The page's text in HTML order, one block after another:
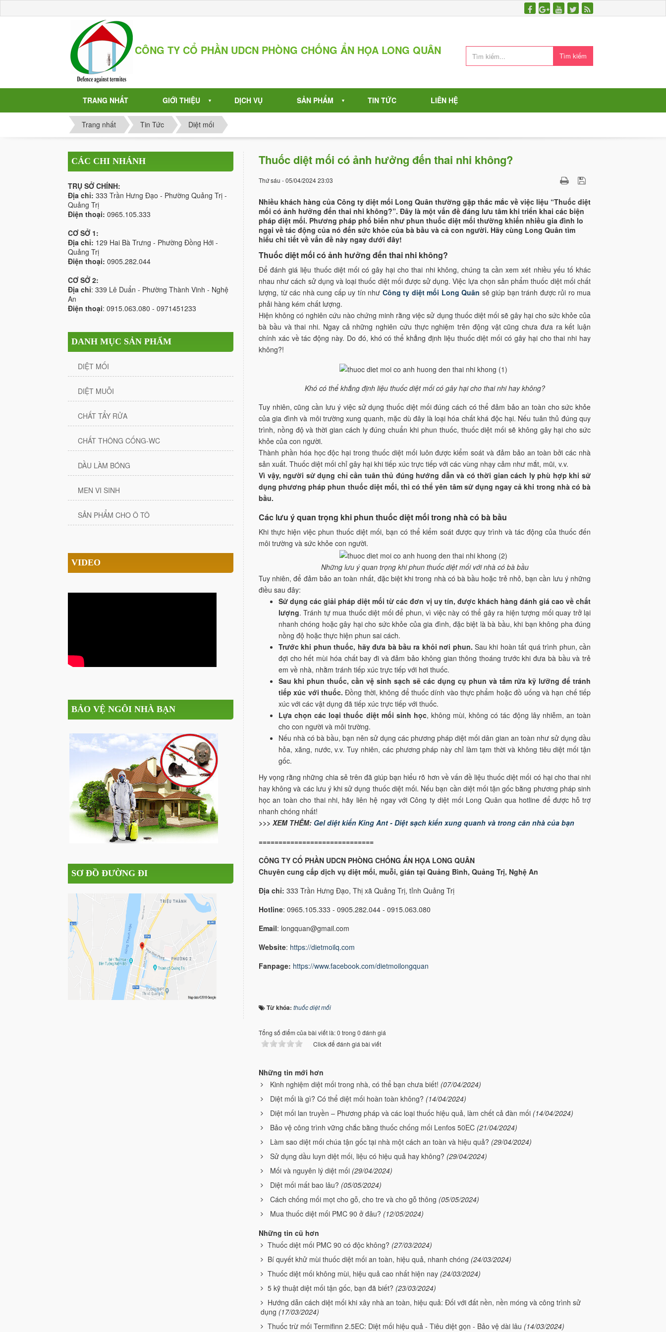
CÔNG TY CỔ PHẦN UDCN PHÒNG CHỐNG ẨN HỌA LONG QUÂN Tìm kiếm
TRANG NHẤT GIỚI THIỆU ▼ DỊCH VỤ SẢN PHẨM ▼ TIN TỨC LIÊN HỆ
Trang nhất Tin Tức Diệt mối
Thuốc diệt mối có ảnh hưởng đến thai nhi không?
Thứ sáu - 05/04/2024 23:03
Nhiều khách hàng của Công ty diệt mối Long Quân thường gặp thắc mắc về việc liệu “Thuốc diệt
mối có ảnh hưởng đến thai nhi không?”. Đây là một vấn đề đáng lưu tâm khi triển khai các biện
pháp diệt mối. Phương pháp phổ biến như phun thuốc diệt mối thường khiến nhiều gia đình lo
ngại về tác động của nó đến sức khỏe của bà bầu và cả con người. Hãy cùng Long Quân tìm
hiểu chi tiết về vấn đề này ngay dưới đây!
Thuốc diệt mối có ảnh hưởng đến thai nhi không?
Để đánh giá liệu thuốc diệt mối có gây hại cho thai nhi không, chúng ta cần xem xét nhiều yếu tố khác
nhau như cách sử dụng và loại thuốc diệt mối được sử dụng. Việc lựa chọn sản phẩm thuốc diệt mối chất
lượng, từ các nhà cung cấp uy tín như Công ty diệt mối Long Quân sẽ giúp bạn tránh được rủi ro mua
phải hàng kém chất lượng.
Hiện không có nghiên cứu nào chứng minh rằng việc sử dụng thuốc diệt mối sẽ gây hại cho sức khỏe của
bà bầu và thai nhi. Ngay cả những nghiên cứu thực nghiệm trên động vật cũng chưa đưa ra kết luận
chính xác về tác động này. Do đó, khó có thể khẳng định liệu thuốc diệt mối có gây hại cho thai nhi hay
không?!
Khó có thể khẳng định liệu thuốc diệt mối có gây hại cho thai nhi hay không?
Tuy nhiên, cũng cần lưu ý việc sử dụng thuốc diệt mối đúng cách có thể đảm bảo an toàn cho sức khỏe
của gia đình và môi trường xung quanh, mặc dù đây là loại hóa chất khá độc hại. Nếu tuân thủ đúng quy
trình, nồng độ và thời gian cách ly đúng chuẩn khi phun thuốc, thuốc diệt mối sẽ không gây hại cho sức
khỏe của con người.
Thành phần hóa học độc hại trong thuốc diệt mối luôn được kiểm soát và đảm bảo an toàn bởi các nhà
sản xuất. Thuốc diệt mối chỉ gây hại khi tiếp xúc trực tiếp với các vùng nhạy cảm như mắt, mũi, v.v.
Vì vậy, người sử dụng chỉ cần tuân thủ đúng hướng dẫn và có thời gian cách ly phù hợp khi sử
dụng phương pháp phun thuốc diệt mối, thì có thể yên tâm sử dụng ngay cả khi trong nhà có bà
bầu.
Các lưu ý quan trọng khi phun thuốc diệt mối trong nhà có bà bầu
Khi thực hiện việc phun thuốc diệt mối, bạn có thể kiểm soát được quy trình và tác động của thuốc đến
môi trường và sức khỏe con người.
Những lưu ý quan trọng khi phun thuốc diệt mối với nhà có bà bầu
Tuy nhiên, để đảm bảo an toàn nhất, đặc biệt khi trong nhà có bà bầu hoặc trẻ nhỏ, bạn cần lưu ý những
điều sau đây:
Sử dụng các giải pháp diệt mối từ các đơn vị uy tín, được khách hàng đánh giá cao về chất
lượng. Tránh tự mua thuốc diệt mối để phun, vì việc này có thể gây ra hiện tượng mối quay trở lại
nhanh chóng hoặc gây hại cho sức khỏe của gia đình, đặc biệt là bà bầu, khi bạn không pha đúng
nồng độ hoặc thực hiện phun sai cách.
Trước khi phun thuốc, hãy đưa bà bầu ra khỏi nơi phun. Sau khi hoàn tất quá trình phun, cần
đợi cho hết mùi hóa chất bay đi và đảm bảo không gian thông thoáng trước khi đưa bà bầu và trẻ
em về nhà, nhằm tránh tiếp xúc trực tiếp với hơi thuốc.
Sau khi phun thuốc, cần vệ sinh sạch sẽ các dụng cụ phun và tắm rửa kỹ lưỡng để tránh
tiếp xúc với thuốc. Đồng thời, không để thuốc dính vào thực phẩm hoặc đồ uống và hạn chế tiếp
xúc với các vật dụng đã tiếp xúc trực tiếp với thuốc.
Lựa chọn các loại thuốc diệt mối sinh học, không mùi, không có tác động lây nhiễm, an toàn
cho con người và môi trường.
Nếu nhà có bà bầu, bạn nên sử dụng các phương pháp diệt mối dân gian an toàn như sử dụng dầu
hỏa, xăng, nước, v.v. Tuy nhiên, các phương pháp này chỉ làm tạm thời và không tiêu diệt mối tận
gốc.
Hy vọng rằng những chia sẻ trên đã giúp bạn hiểu rõ hơn về vấn đề liệu thuốc diệt mối có hại cho thai nhi
hay không và các lưu ý khi sử dụng thuốc diệt mối. Nếu bạn cần diệt mối tận gốc bằng phương pháp sinh
học an toàn cho thai nhi, hãy liên hệ ngay với Công ty diệt mối Long Quân qua hotline để được hỗ trợ
nhanh chóng nhất!
>>> XEM THÊM: Gel diệt kiến King Ant - Diệt sạch kiến xung quanh và trong căn nhà của bạn
=============================
CÔNG TY CỔ PHẦN UDCN PHÒNG CHỐNG ẨN HỌA LONG QUÂN
Chuyên cung cấp dịch vụ diệt mối, muỗi, gián tại Quảng Bình, Quảng Trị, Nghệ An
Địa chỉ: 333 Trần Hưng Đạo, Thị xã Quảng Trị, tỉnh Quảng Trị
Hotline: 0965.105.333 - 0905.282.044 - 0915.063.080
Email: longquan@gmail.com
Website: https://dietmoilq.com
Fanpage: https://www.facebook.com/dietmoilongquan
Từ khóa: thuốc diệt mối
Tổng số điểm của bài viết là: 0 trong 0 đánh giá
Click để đánh giá bài viết
Những tin mới hơn
Kinh nghiệm diệt mối trong nhà, có thể bạn chưa biết! (07/04/2024)
Diệt mối là gì? Có thể diệt mối hoàn toàn không? (14/04/2024)
Diệt mối lan truyền – Phương pháp và các loại thuốc hiệu quả, làm chết cả đàn mối (14/04/2024)
Bảo vệ công trình vững chắc bằng thuốc chống mối Lenfos 50EC (21/04/2024)
Làm sao diệt mối chúa tận gốc tại nhà một cách an toàn và hiệu quả? (29/04/2024)
Sử dụng dầu luyn diệt mối, liệu có hiệu quả hay không? (29/04/2024)
Mối và nguyên lý diệt mối (29/04/2024)
Diệt mối mất bao lâu? (05/05/2024)
Cách chống mối mọt cho gỗ, cho tre và cho gỗ thông (05/05/2024)
Mua thuốc diệt mối PMC 90 ở đâu? (12/05/2024)
Những tin cũ hơn
Thuốc diệt mối PMC 90 có độc không? (27/03/2024)
Bí quyết khử mùi thuốc diệt mối an toàn, hiệu quả, nhanh chóng (24/03/2024)
Thuốc diệt mối không mùi, hiệu quả cao nhất hiện nay (24/03/2024)
5 kỹ thuật diệt mối tận gốc, bạn đã biết? (23/03/2024)
Hướng dẫn cách diệt mối khi xây nhà an toàn, hiệu quả: Đối với đất nền, nền móng và công trình sử
dụng (17/03/2024)
Thuốc trừ mối Termifinn 2.5EC: Diệt mối hiệu quả - Tiêu diệt gọn - Bảo vệ dài lâu (14/03/2024)
CÁC CHI NHÁNH
TRỤ SỞ CHÍNH:
Địa chỉ: 333 Trần Hưng Đạo - Phường Quảng Trị -
Quảng Trị
Điện thoại: 0965.105.333
CƠ SỞ 1:
Địa chỉ: 129 Hai Bà Trưng - Phường Đồng Hới -
Quảng Trị
Điện thoại: 0905.282.044
CƠ SỞ 2:
Địa chỉ: 339 Lê Duẩn - Phường Thành Vinh - Nghệ
An
Điện thoại: 0915.063.080 - 0971451233
DANH MỤC SẢN PHẨM
DIỆT MỐI
DIỆT MUỖI
CHẤT TẨY RỬA
CHẤT THÔNG CỐNG-WC
DẦU LÀM BÓNG
MEN VI SINH
SẢN PHẨM CHO Ô TÔ
VIDEO
BẢO VỆ NGÔI NHÀ BẠN
SƠ ĐỒ ĐƯỜNG ĐI